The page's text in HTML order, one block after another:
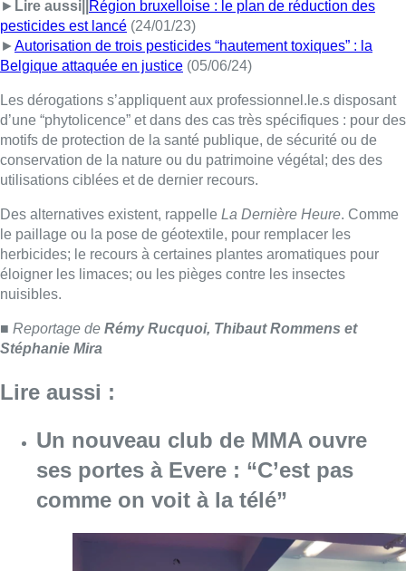
herbicides; le recours à certaines plantes aromatiques pour
éloigner les limaces; ou les pièges contre les insectes
nuisibles.
Stéphanie Mira
Lire aussi :
ses portes à Evere : “C’est pas
comme on voit à la télé”